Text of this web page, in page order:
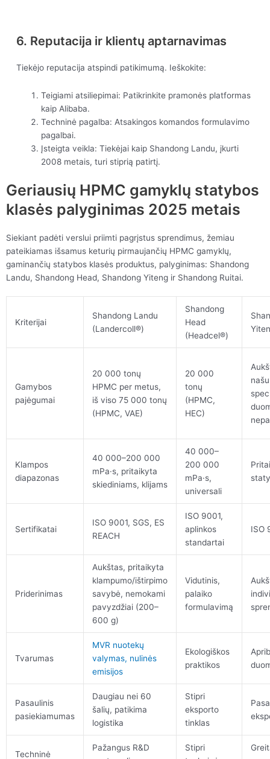
6. Reputacija ir klientų aptarnavimas
Tiekėjo reputacija atspindi patikimumą. Ieškokite:
Teigiami atsiliepimai: Patikrinkite pramonės platformas
kaip Alibaba.
Techninė pagalba: Atsakingos komandos formulavimo
pagalbai.
Įsteigta veikla: Tiekėjai kaip Shandong Landu, įkurti
2008 metais, turi stiprią patirtį.
Geriausių HPMC gamyklų statybos
klasės palyginimas 2025 metais
Siekiant padėti verslui priimti pagrįstus sprendimus, žemiau
pateikiamas išsamus keturių pirmaujančių HPMC gamyklų,
gaminančių statybos klasės produktus, palyginimas: Shandong
Landu, Shandong Head, Shandong Yiteng ir Shandong Ruitai.
Kriterijai
Shandong Landu
(Landercoll®)
Shandong
Head
(Headcel®)
Gamybos
pajėgumai
20 000 tonų
HPMC per metus,
iš viso 75 000 tonų
(HPMC, VAE)
20 000
tonų
(HPMC,
HEC)
Klampos
diapazonas
40 000–200 000
mPa·s, pritaikyta
skiediniams, klijams
40 000–
200 000
mPa·s,
universali
Sertifikatai
ISO 9001, SGS, ES
REACH
ISO 9001,
aplinkos
standartai
ISO
Priderinimas
Aukštas, pritaikyta
klampumo/ištirpimo
savybė, nemokami
pavyzdžiai (200–
600 g)
Vidutinis,
palaiko
formulavimą
Tvarumas
MVR nuotekų
valymas, nulinės
emisijos
Ekologiškos
praktikos
Pasaulinis
pasiekiamumas
Daugiau nei 60
šalių, patikima
logistika
Stipri
eksporto
tinklas
Techninė
Pažangus R&D
Stipri